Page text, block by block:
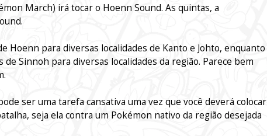
March) irá tocar o Hoenn Sound. As quintas, a
Hoenn para diversas localidades de Kanto e Johto, enquanto
Sinnoh para diversas localidades da região. Parece bem
ser uma tarefa cansativa uma vez que você deverá colocar
seja ela contra um Pokémon nativo da região desejada